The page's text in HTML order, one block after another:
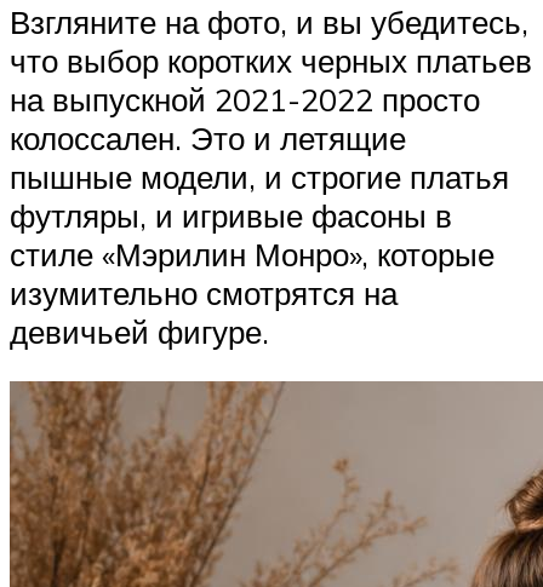
Взгляните на фото, и вы убедитесь,
что выбор коротких черных платьев
на выпускной 2021-2022 просто
колоссален. Это и летящие
пышные модели, и строгие платья
футляры, и игривые фасоны в
стиле «Мэрилин Монро», которые
изумительно смотрятся на
девичьей фигуре.